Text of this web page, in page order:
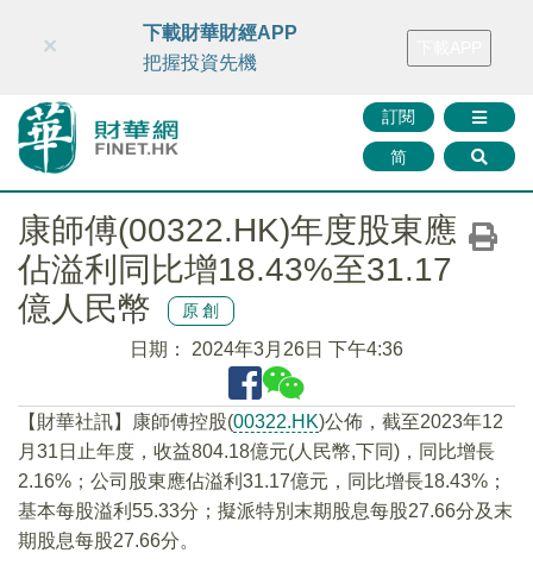
財華智庫網 FINTV FINMETA 財華證券 媒體矩陣
訂閱
简
×
下載財華財經APP
把握投資先機
康師傅(00322.HK)年度股東應
佔溢利同比增18.43%至31.17
億人民幣
原創
日期： 2024年3月26日 下午4:36
【財華社訊】康師傅控股(00322.HK)公佈，截至2023年12
月31日止年度，收益804.18億元(人民幣,下同)，同比增長
2.16%；公司股東應佔溢利31.17億元，同比增長18.43%；
基本每股溢利55.33分；擬派特別末期股息每股27.66分及末
期股息每股27.66分。